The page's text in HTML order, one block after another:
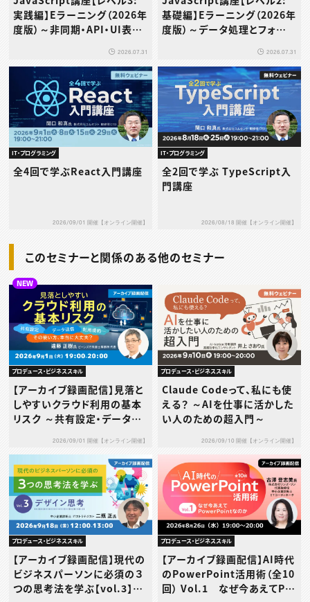
実践編】Eラーニング（2026年
度版）～非同期・API・UI表
2026.07.31
基礎編】Eラーニング（2026年
度版）～データ処理とフォーム
2026.07.31
IT・プログラミング
全4回で学ぶReact入門講座
2026/09/01 開催【オンライン開催】
IT・プログラミング
全2回で学ぶ TypeScript入
門講座
2026/08/18 開催【オンライン開催】
このセミナーと関係のある他のセミナー
NEW
プロデュース・ビジネススキル
【アーカイブ録画配信】見落と
しやすいクラウド利用の基本
リスク ～共有設定・データ送
当に大丈夫？～2026/09/01 開催【オンライン開催】
プロデュース・ビジネススキル
Claude Codeって、私にも使
える？ ～AIを仕事に活かした
い人のための超入門～
2026/09/10 開催【オンライン開催】
プロデュース・ビジネススキル
【アーカイブ録画配信】現代の
ビジネスパーソンに必須の３
つの思考法を学ぶ【vol.3】デ
プロデュース・ビジネススキル
【アーカイブ録画配信】AI時代
のPowerPoint活用術（全10
回） Vol.1 なぜ今あえてPo